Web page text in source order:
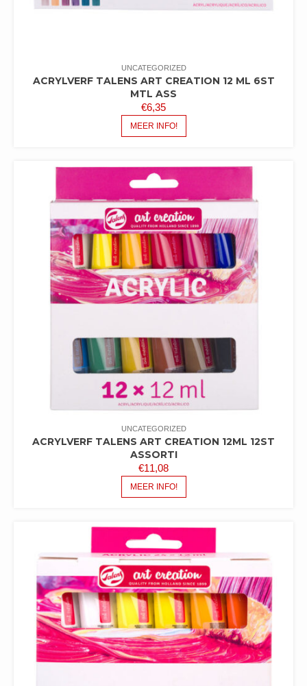
UNCATEGORIZED
ACRYLVERF TALENS ART CREATION 12 ML 6ST
MTL ASS
€6,35
MEER INFO!
UNCATEGORIZED
ACRYLVERF TALENS ART CREATION 12ML 12ST
ASSORTI
€11,08
MEER INFO!